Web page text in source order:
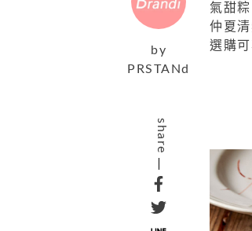
by
PRSTANd
share
氣甜
仲夏
選購